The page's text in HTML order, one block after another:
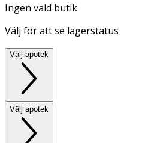
Ingen vald butik
Välj för att se lagerstatus
Välj apotek
Välj apotek